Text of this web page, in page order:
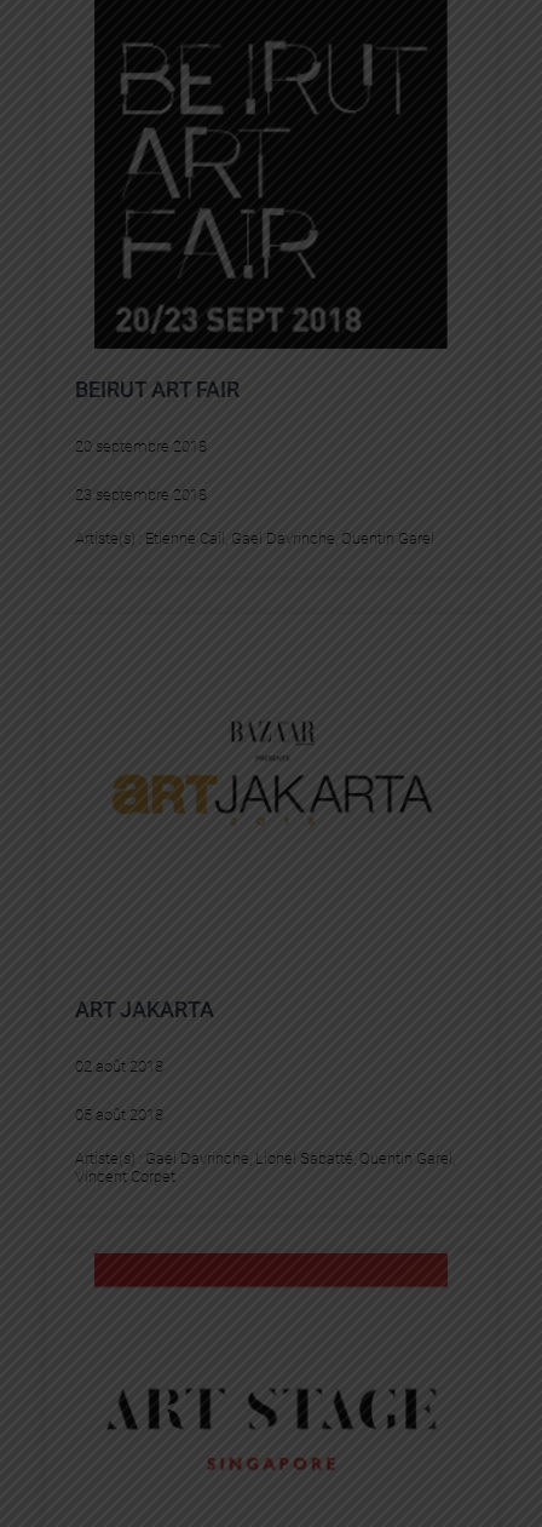
BEIRUT ART FAIR
20 septembre 2018
23 septembre 2018
Artiste(s) : Etienne Cail Gael Davrinche Quentin Garel
ART JAKARTA
02 août 2018
05 août 2018
Artiste(s) : Gael Davrinche Lionel Sabatté, Quentin Garel
Vincent Corpet